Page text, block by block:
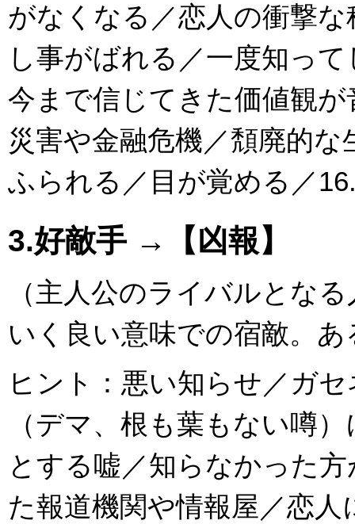
がなくなる／恋人の衝撃
し事がばれる／一度知っ
今まで信じてきた価値観
災害や金融危機／頽廃的
ふられる／目が覚める／
3.好敵手 →【凶報】
（主人公のライバルとな
いく良い意味での宿敵。
ヒント：悪い知らせ／ガ
（デマ、根も葉もない噂
とする嘘／知らなかった
た報道機関や情報屋／恋